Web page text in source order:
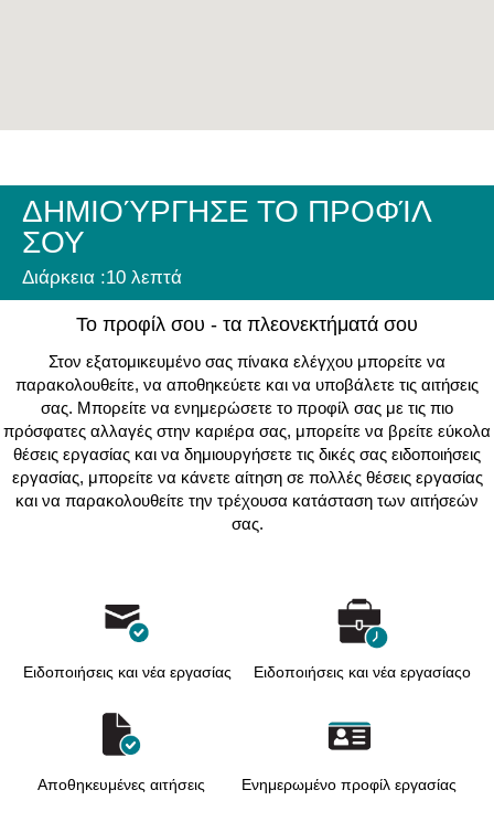
ΔΗΜΙΟΎΡΓΗΣΕ ΤΟ ΠΡΟΦΊΛ
ΣΟΥ
Διάρκεια :10 λεπτά
Το προφίλ σου - τα πλεονεκτήματά σου
Στον εξατομικευμένο σας πίνακα ελέγχου μπορείτε να
παρακολουθείτε, να αποθηκεύετε και να υποβάλετε τις αιτήσεις
σας. Μπορείτε να ενημερώσετε το προφίλ σας με τις πιο
πρόσφατες αλλαγές στην καριέρα σας, μπορείτε να βρείτε εύκολα
θέσεις εργασίας και να δημιουργήσετε τις δικές σας ειδοποιήσεις
εργασίας, μπορείτε να κάνετε αίτηση σε πολλές θέσεις εργασίας
και να παρακολουθείτε την τρέχουσα κατάσταση των αιτήσεών
σας.
Ειδοποιήσεις και νέα εργασίας Ειδοποιήσεις και νέα εργασίαςо
Αποθηκευμένες αιτήσεις Ενημερωμένο προφίλ εργασίας